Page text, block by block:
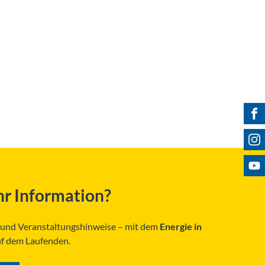
Information?
Veranstaltungshinweise – mit dem Energie in
dem Laufenden.